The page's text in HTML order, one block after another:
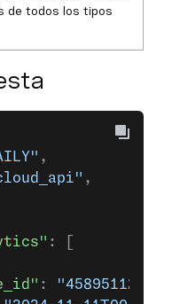
de todos los tipos
,
,
: [
: